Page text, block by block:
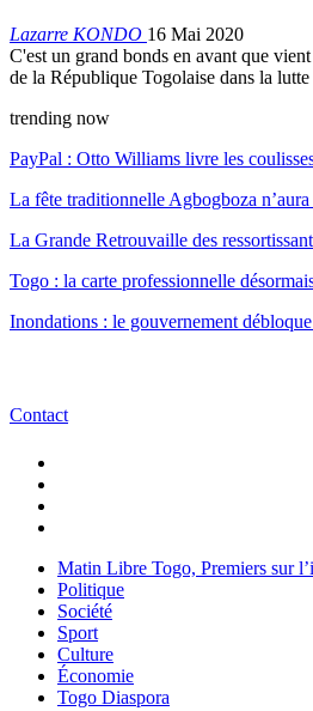
Lazarre KONDO 16 Mai 2020
C'est un grand bonds en avant que
de la République Togolaise dans la
trending now
PayPal : Otto Williams livre les
La fête traditionnelle Agbogboza
La Grande Retrouvaille des
Togo : la carte professionnelle
Inondations : le gouvernement
Contact
Matin Libre Togo, Premiers sur
Politique
Société
Sport
Culture
Économie
Togo Diaspora